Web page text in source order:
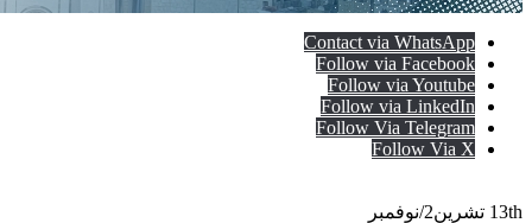
Contact via WhatsApp
Follow via Facebook
Follow via Youtube
Follow via LinkedIn
Follow Via Telegram
Follow Via X
13th تشرين2/نوفمبر